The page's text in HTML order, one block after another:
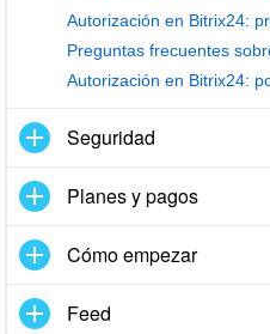
Autorización en Bitrix24:
Autorización en Bitrix24:
Seguridad
Planes y pagos
Cómo empezar
Feed